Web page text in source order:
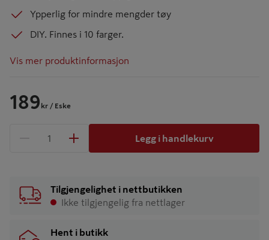
Ypperlig for mindre mengder tøy
DIY. Finnes i 10 farger.
Vis mer produktinformasjon
189 kr / Eske
1 produkter
Legg i handlekurv
Tilgjengelighet i nettbutikken
Ikke tilgjengelig fra nettlager
Hent i butikk